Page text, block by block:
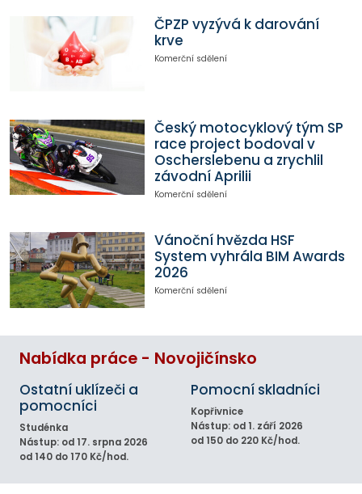
ČPZP vyzývá k darování
krve
Komerční sdělení
Český motocyklový tým SP
race project bodoval v
Oscherslebenu a zrychlil
závodní Aprilii
Komerční sdělení
Vánoční hvězda HSF
System vyhrála BIM Awards
2026
Komerční sdělení
Nabídka práce - Novojičínsko
Ostatní uklízeči a
pomocníci
Studénka
Nástup: od 17. srpna 2026
od 140 do 170 Kč/hod.
Pomocní skladníci
Kopřivnice
Nástup: od 1. září 2026
od 150 do 220 Kč/hod.